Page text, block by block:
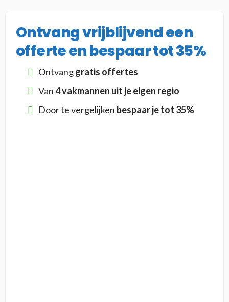
Ontvang vrijblijvend een
offerte en bespaar tot 35%
Ontvanggratis offertes
Van4 vakmannen uit je eigen regio
Door te vergelijken bespaar je tot 35%